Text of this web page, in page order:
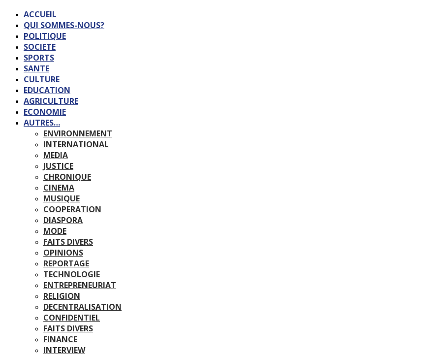
ACCUEIL
QUI SOMMES-NOUS?
POLITIQUE
SOCIETE
SPORTS
SANTE
CULTURE
EDUCATION
AGRICULTURE
ECONOMIE
AUTRES…
ENVIRONNEMENT
INTERNATIONAL
MEDIA
JUSTICE
CHRONIQUE
CINEMA
MUSIQUE
COOPERATION
DIASPORA
MODE
FAITS DIVERS
OPINIONS
REPORTAGE
TECHNOLOGIE
ENTREPRENEURIAT
RELIGION
DECENTRALISATION
CONFIDENTIEL
FAITS DIVERS
FINANCE
INTERVIEW